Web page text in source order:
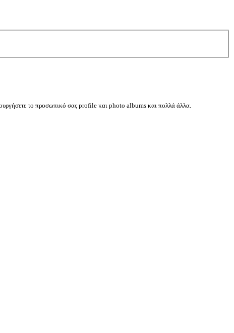
το προσωπικό σας profile και photo albums και πολλά άλλα.